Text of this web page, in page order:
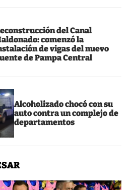
del Canal
comenzó la
de vigas del nuevo
de Pampa Central
Alcoholizado chocó con su
auto contra un complejo de
departamentos